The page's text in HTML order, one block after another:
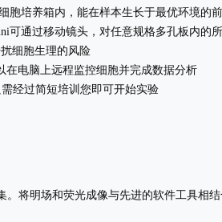
胞培养箱内，能在样本生长于最优环境的
可通过移动镜头，对任意规格多孔板内的
细胞生理的风险
在电脑上远程监控细胞并完成数据分析
经过简短培训您即可开始实验
将明场和荧光成像与先进的软件工具相